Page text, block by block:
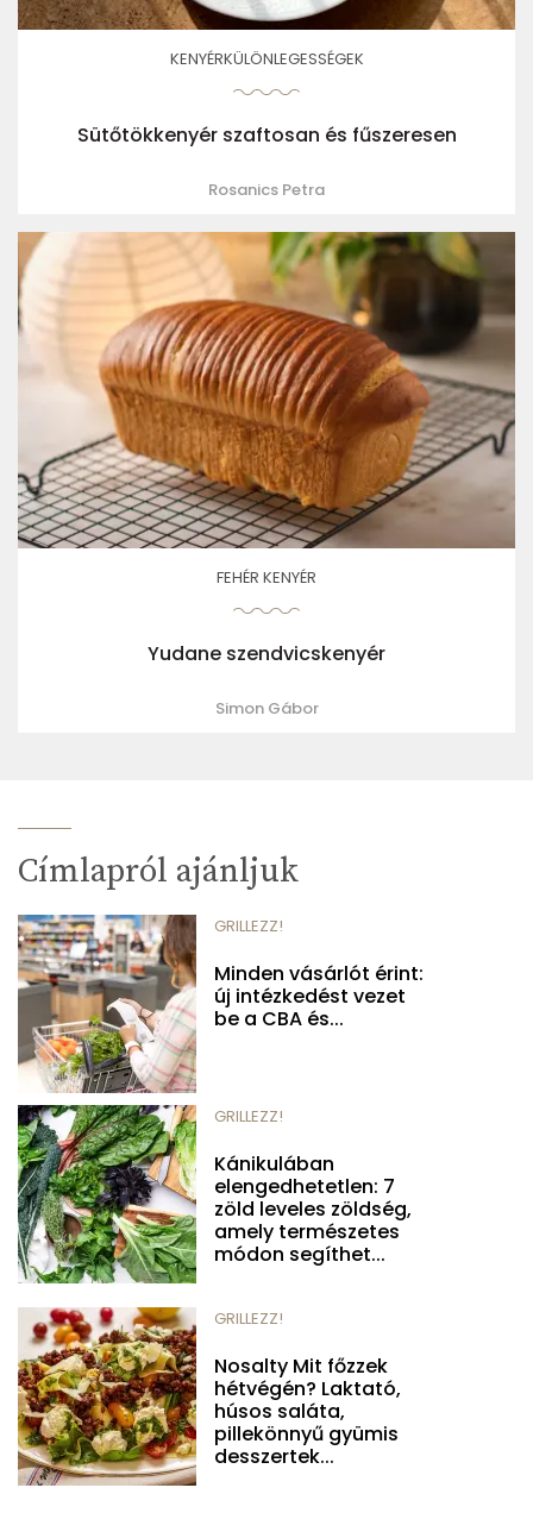
KENYÉRKÜLÖNLEGESSÉGEK
Sütőtökkenyér szaftosan és fűszeresen
Rosanics Petra
FEHÉR KENYÉR
Yudane szendvicskenyér
Simon Gábor
Címlapról ajánljuk
GRILLEZZ!
Minden vásárlót érint:
új intézkedést vezet
be a CBA és...
GRILLEZZ!
Kánikulában
elengedhetetlen: 7
zöld leveles zöldség,
amely természetes
módon segíthet...
GRILLEZZ!
Nosalty Mit főzzek
hétvégén? Laktató,
húsos saláta,
pillekönnyű gyümis
desszertek...